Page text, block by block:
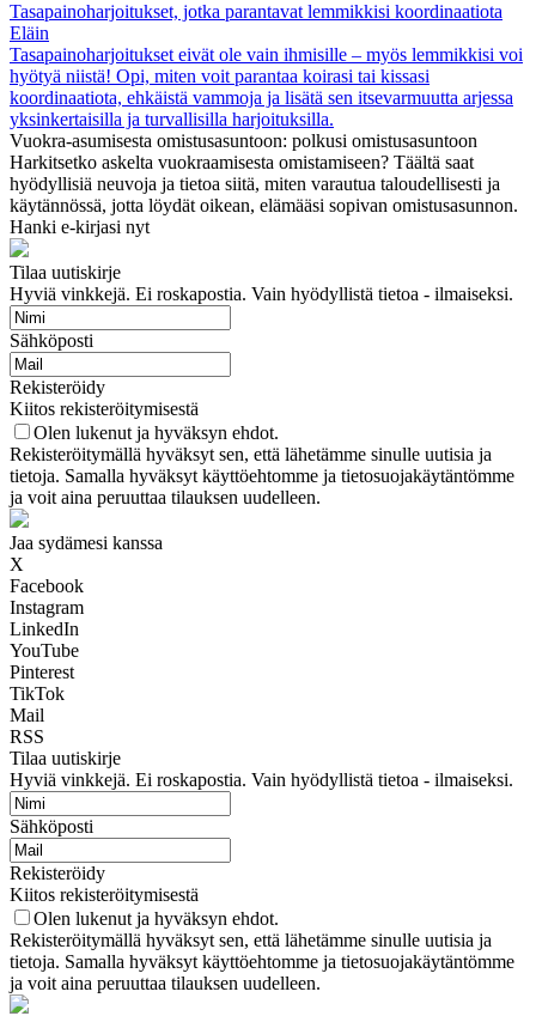
Tasapainoharjoitukset, jotka parantavat lemmikkisi koordinaatiota
Eläin
Tasapainoharjoitukset eivät ole vain ihmisille – myös lemmikkisi voi
hyötyä niistä! Opi, miten voit parantaa koirasi tai kissasi
koordinaatiota, ehkäistä vammoja ja lisätä sen itsevarmuutta arjessa
yksinkertaisilla ja turvallisilla harjoituksilla.
Vuokra-asumisesta omistusasuntoon: polkusi omistusasuntoon
Harkitsetko askelta vuokraamisesta omistamiseen? Täältä saat
hyödyllisiä neuvoja ja tietoa siitä, miten varautua taloudellisesti ja
käytännössä, jotta löydät oikean, elämääsi sopivan omistusasunnon.
Hanki e-kirjasi nyt
Tilaa uutiskirje
Hyviä vinkkejä. Ei roskapostia. Vain hyödyllistä tietoa - ilmaiseksi.
Sähköposti
Rekisteröidy
Kiitos rekisteröitymisestä
Olen lukenut ja hyväksyn ehdot.
Rekisteröitymällä hyväksyt sen, että lähetämme sinulle uutisia ja
tietoja. Samalla hyväksyt käyttöehtomme ja tietosuojakäytäntömme
ja voit aina peruuttaa tilauksen uudelleen.
Jaa sydämesi kanssa
X
Facebook
Instagram
LinkedIn
YouTube
Pinterest
TikTok
Mail
RSS
Tilaa uutiskirje
Hyviä vinkkejä. Ei roskapostia. Vain hyödyllistä tietoa - ilmaiseksi.
Sähköposti
Rekisteröidy
Kiitos rekisteröitymisestä
Olen lukenut ja hyväksyn ehdot.
Rekisteröitymällä hyväksyt sen, että lähetämme sinulle uutisia ja
tietoja. Samalla hyväksyt käyttöehtomme ja tietosuojakäytäntömme
ja voit aina peruuttaa tilauksen uudelleen.